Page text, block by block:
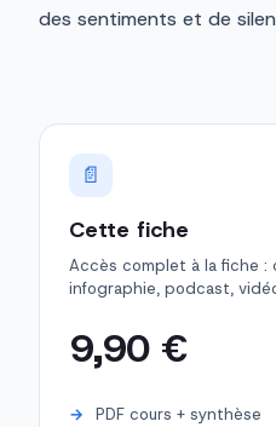
des sentiments et de
📄
Cette fiche
Accès complet à la fiche :
infographie, podcast,
9,90 €
PDF cours + synthèse